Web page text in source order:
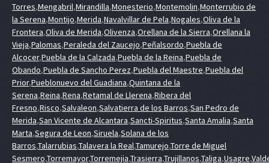
Torres,Mengabril,Mirandilla,Monesterio,Montemolin,Monterrubio de
la Serena,Montijo,Merida,Navalvillar de Pela,Nogales,Oliva de la
Frontera,Oliva de Merida,Olivenza,Orellana de la Sierra,Orellana la
Vieja,Palomas,Peraleda del Zaucejo,Peñalsordo,Puebla de
Alcocer,Puebla de la Calzada,Puebla de la Reina,Puebla de
Obando,Puebla de Sancho Perez,Puebla del Maestre,Puebla del
Prior,Pueblonuevo del Guadiana,Quintana de la
Serena,Reina,Rena,Retamal de Llerena,Ribera del
Fresno,Risco,Salvaleon,Salvatierra de los Barros,San Pedro de
Merida,San Vicente de Alcantara,Sancti-Spiritus,Santa Amalia,Santa
Marta,Segura de Leon,Siruela,Solana de los
Barros,Talarrubias,Talavera la Real,Tamurejo,Torre de Miguel
Sesmero,Torremayor,Torremejia,Trasierra,Trujillanos,Taliga,Usagre,